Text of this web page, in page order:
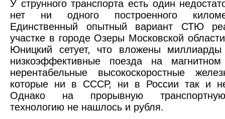
У струнного транспорта есть один
нет ни одного построенного
Единственный опытный вариант СТЮ
участке в городе Озеры Московской
Юницкий сетует, что вложены
низкоэффективные поезда на
нерентабельные высокоскоростные
которые ни в СССР, ни в России так и
Однако на прорывную
технологию не нашлось и рубля.